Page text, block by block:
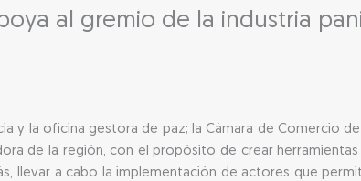
al gremio de la industria
y la oficina gestora de paz; la Cámara de Comercio de
de la región, con el propósito de crear
llevar a cabo la implementación de actores que